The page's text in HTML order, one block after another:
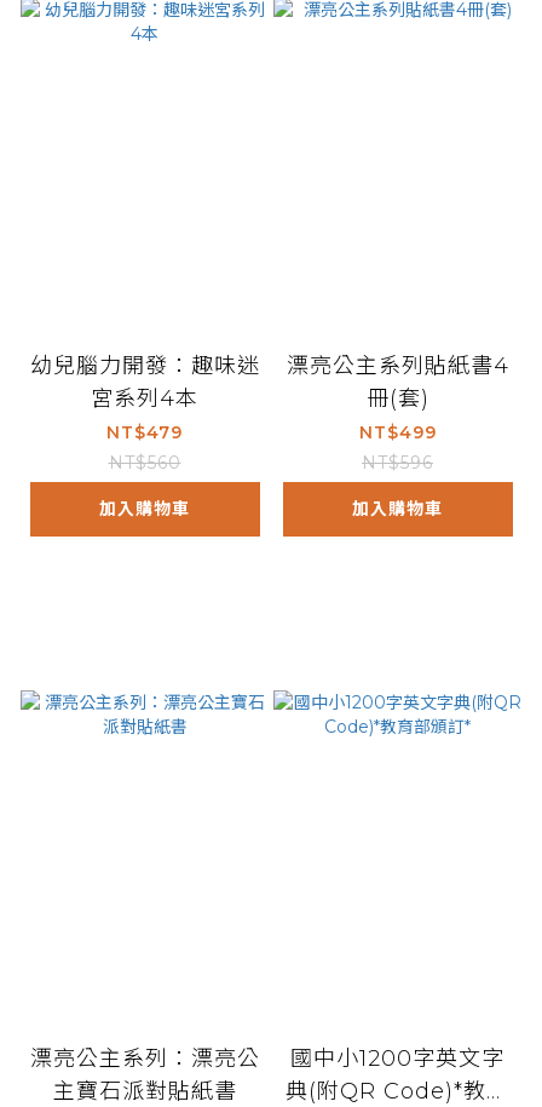
幼兒腦力開發：趣味迷
宮系列4本
NT$479
NT$560
加入購物車
漂亮公主系列貼紙書4
冊(套)
NT$499
NT$596
加入購物車
漂亮公主系列：漂亮公
主寶石派對貼紙書
國中小1200字英文字
典(附QR Code)*教育